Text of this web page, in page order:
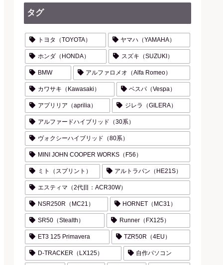
タグ
トヨタ（TOYOTA） ヤマハ（YAMAHA）
ホンダ（HONDA） スズキ（SUZUKI）
BMW アルファロメオ（Alfa Romeo）
カワサキ（Kawasaki） ベスパ（Vespa）
アプリリア（aprilia） ジレラ（GILERA）
アルファードハイブリッド（30系）
ヴォクシーハイブリッド（80系）
MINI JOHN COOPER WORKS（F56）
ミト（スプリント） アルトラパン（HE21S）
エスティマ（2代目：ACR30W）
NSR250R（MC21） HORNET（MC31）
SR50（Stealth） Runner（FX125）
ET3 125 Primavera TZR50R（4EU）
D-TRACKER（LX125） 自作パソコン